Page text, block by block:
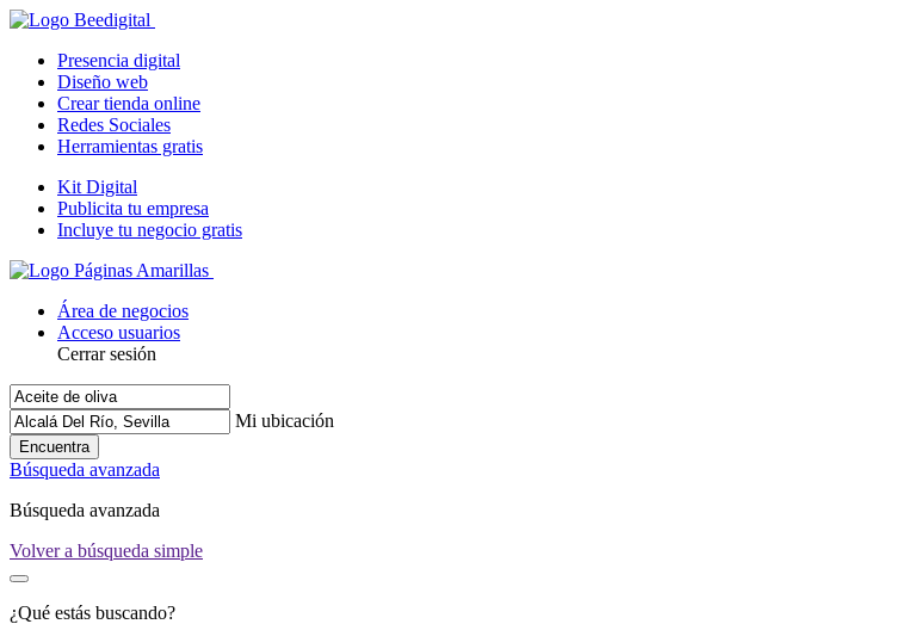
Presencia digital
Diseño web
Crear tienda online
Redes Sociales
Herramientas gratis
Kit Digital
Publicita tu empresa
Incluye tu negocio gratis
Área de negocios
Acceso usuarios
Cerrar sesión
Mi ubicación
Encuentra
Búsqueda avanzada
Búsqueda avanzada
Volver a búsqueda simple
¿Qué estás buscando?